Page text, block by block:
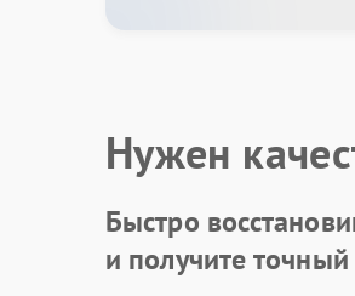
Нужен
Быстро
и получите точный